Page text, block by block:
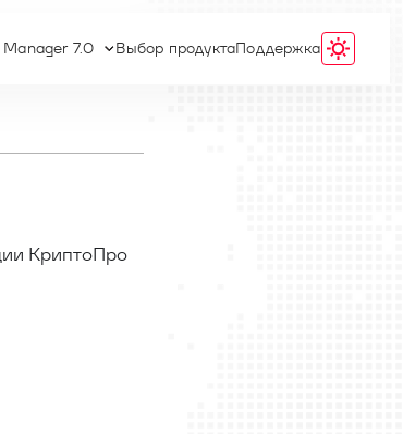
7.0 Выбор продуктаПоддержка
КриптоПро